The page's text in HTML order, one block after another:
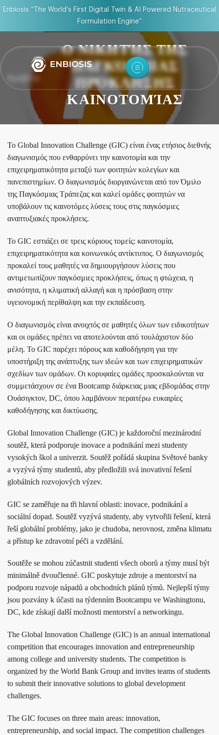
Enbiosis “The World’s First Digital Twin & AI Powered Nutraceutical
Formulation Engine”
Βραβεία
Ο ΝΙΚΗΤΉΣ ΤΗΣ
ΠΑΓΚΌΣΜΙΑΣ
ΠΡΌΚΛΗΣΗΣ
ΚΑΙΝΟΤΟΜΊΑΣ
Το Global Innovation Challenge (GIC) είναι ένας ετήσιος διεθνής
διαγωνισμός που ενθαρρύνει την καινοτομία και την
επιχειρηματικότητα μεταξύ των φοιτητών κολεγίων και
πανεπιστημίων. Ο διαγωνισμός διοργανώνεται από τον Όμιλο
της Παγκόσμιας Τράπεζας και καλεί ομάδες φοιτητών να
υποβάλουν τις καινοτόμες λύσεις τους στις παγκόσμιες
αναπτυξιακές προκλήσεις.
Το GIC εστιάζει σε τρεις κύριους τομείς: καινοτομία,
επιχειρηματικότητα και κοινωνικός αντίκτυπος. Ο διαγωνισμός
προκαλεί τους μαθητές να δημιουργήσουν λύσεις που
αντιμετωπίζουν παγκόσμιες προκλήσεις, όπως η φτώχεια, η
ανισότητα, η κλιματική αλλαγή και η πρόσβαση στην
υγειονομική περίθαλψη και την εκπαίδευση.
Ο διαγωνισμός είναι ανοιχτός σε μαθητές όλων των ειδικοτήτων
και οι ομάδες πρέπει να αποτελούνται από τουλάχιστον δύο
μέλη. Το GIC παρέχει πόρους και καθοδήγηση για την
υποστήριξη της ανάπτυξης των ιδεών και των επιχειρηματικών
σχεδίων των ομάδων. Οι κορυφαίες ομάδες προσκαλούνται να
συμμετάσχουν σε ένα Bootcamp διάρκειας μιας εβδομάδας στην
Ουάσιγκτον, DC, όπου λαμβάνουν περαιτέρω ευκαιρίες
καθοδήγησης και δικτύωσης.
Global Innovation Challenge (GIC) je každoroční mezinárodní
soutěž, která podporuje inovace a podnikání mezi studenty
vysokých škol a univerzit. Soutěž pořádá skupina Světové banky
a vyzývá týmy studentů, aby předložili svá inovativní řešení
globálních rozvojových výzev.
GIC se zaměřuje na tři hlavní oblasti: inovace, podnikání a
sociální dopad. Soutěž vyzývá studenty, aby vytvořili řešení, která
řeší globální problémy, jako je chudoba, nerovnost, změna klimatu
a přístup ke zdravotní péči a vzdělání.
Soutěže se mohou zúčastnit studenti všech oborů a týmy musí být
minimálně dvoučlenné. GIC poskytuje zdroje a mentorství na
podporu rozvoje nápadů a obchodních plánů týmů. Nejlepší týmy
jsou pozvány k účasti na týdenním Bootcampu ve Washingtonu,
DC, kde získají další možnosti mentorství a networkingu.
The Global Innovation Challenge (GIC) is an annual international
competition that encourages innovation and entrepreneurship
among college and university students. The competition is
organized by the World Bank Group and invites teams of students
to submit their innovative solutions to global development
challenges.
The GIC focuses on three main areas: innovation,
entrepreneurship, and social impact. The competition challenges